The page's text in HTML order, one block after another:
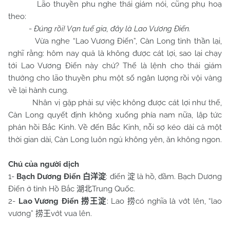
Lão thuyền phu nghe thái giám nói, cũng phụ hoạ
theo:
- Đúng rồi! Vạn tuế gia, đây là Lao Vương Điến.
Vừa nghe “Lao Vương Điến”, Càn Long tỉnh thần lại,
nghĩ rằng: hôm nay quả là không được cát lợi, sao lại chạy
tới Lao Vương Điến này chứ? Thế là lệnh cho thái giám
thưởng cho lão thuyền phu một số ngân lượng rồi vội vàng
về lại hành cung.
Nhân vị gặp phải sự việc không được cát lợi như thế,
Càn Long quyết định không xuống phía nam nữa, lập tức
phản hồi Bắc Kinh. Về đến Bắc Kinh, nỗi sợ kéo dài cả một
thời gian dài, Càn Long luôn ngủ không yên, ăn không ngon.
Chú của người dịch
1- Bạch Dương Điến 白洋淀: điến 淀 là hồ, đầm. Bạch Dương
Điến ở tỉnh Hồ Bắc 湖北Trung Quốc.
2- Lao Vương Điến捞王淀: Lao 捞có nghĩa là vớt lên, “lao
vương” 捞王vớt vua lên.